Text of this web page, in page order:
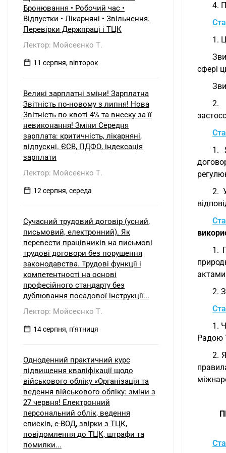
4.
1.
сфері
2.
1.
2.
1.
2.
1.
Радою
2.
Бронювання • Робочий час •
Відпустки • Лікарняні • Звільнення.
Перевірки Держпраці і ТЦК
Лектор: Мойсеєнко Т.
11 серпня, вівторок
Великі зарплатні зміни! Зарплатна
Звітність по-новому з липня! Нова
Звітність по квоті 4% та внеску за її
невиконання! Зміни Середня
зарплата: критичність, лікарняні,
відпускні. ЄСВ, ПДФО, індексація
зарплати
Лектор: Мойсеєнко Т.
12 серпня, середа
Сучасний трудовий договір (усний,
письмовий, електронний). Як
перевести працівників на письмові
трудові договори без порушення
законодавства. Трудові функції і
компетентності на основі
професійного стандарту без
дублювання посадової інструкції...
Лектор: Мойсеєнко Т.
14 серпня, пʼятниця
Одноденний практичний курс
підвищення кваліфікації щодо
військового обліку «Організація та
ведення військового обліку: зміни з
27 червня! Електронний
персональний облік, ведення
списків, е-ВОД, звірки з ТЦК,
повідомлення до ТЦК, штрафи та
помилки...